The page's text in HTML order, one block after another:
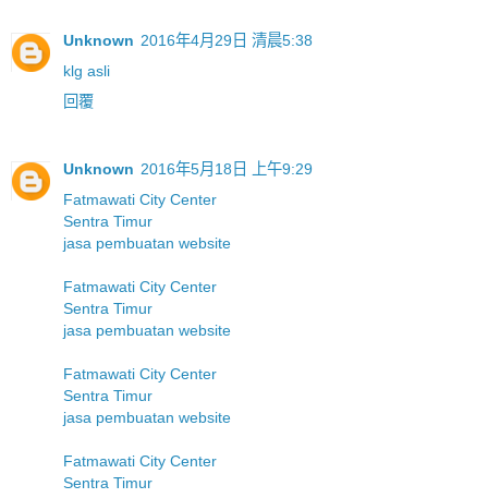
Unknown 2016年4月29日 清晨5:38
klg asli
回覆
Unknown 2016年5月18日 上午9:29
Fatmawati City Center
Sentra Timur
jasa pembuatan website
Fatmawati City Center
Sentra Timur
jasa pembuatan website
Fatmawati City Center
Sentra Timur
jasa pembuatan website
Fatmawati City Center
Sentra Timur